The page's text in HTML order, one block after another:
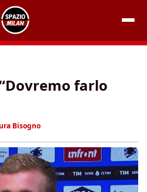
farlo
Bisogno